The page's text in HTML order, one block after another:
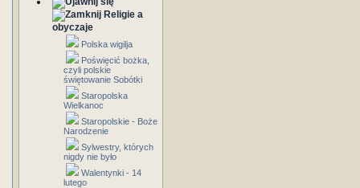
Religie a
obyczaje
Polska wigilja
Poświęcić bożka,
czyli polskie
świętowanie Sobótki
Staropolska
Wielkanoc
Staropolskie - Boże
Narodzenie
Sylwestry, których
nigdy nie było
Walentynki - 14
lutego